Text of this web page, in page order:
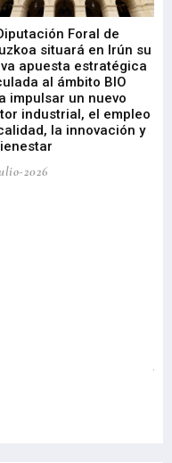
Foral de
situará en Irún su
apuesta estratégica
al ámbito BIO
impulsar un nuevo
industrial, el empleo
la innovación y
2026